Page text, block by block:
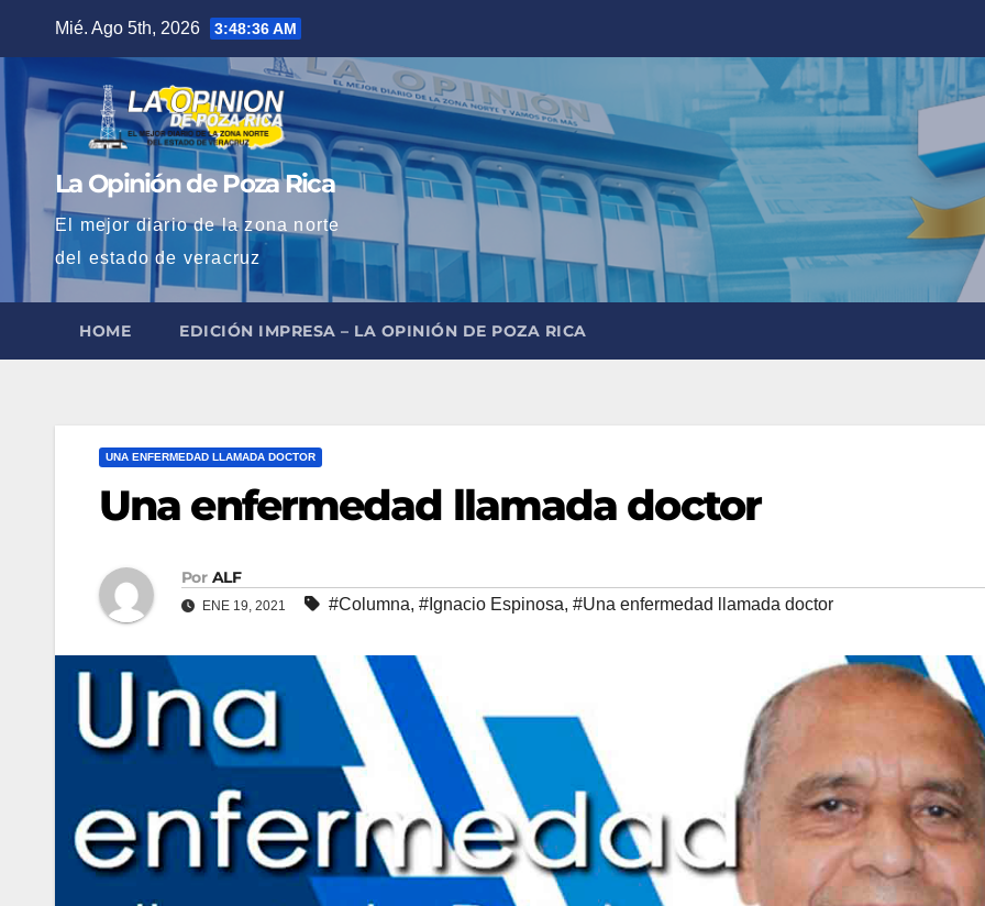
contenido
Mié. Ago 5th, 2026 3:48:37 AM
La Opinión de Poza Rica
El mejor diario de la zona norte
del estado de veracruz
HOME EDICIÓN IMPRESA – LA OPINIÓN DE POZA RICA
UNA ENFERMEDAD LLAMADA DOCTOR
Una enfermedad llamada doctor
Por ALF
ENE 19, 2021 #Columna, #Ignacio Espinosa, #Una enfermedad llamada doctor